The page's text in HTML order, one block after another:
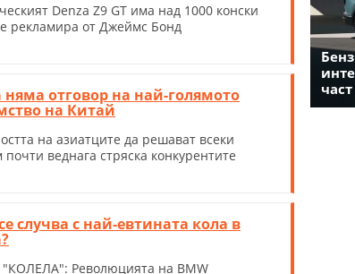
Denza Z9 GT има над 1000 конски
рекламира от Джеймс Бонд
няма отговор на най-голямото
на Китай
на азиатците да решават всеки
веднага стряска конкурентите
случва с най-евтината кола в
Революцията на BMW
част